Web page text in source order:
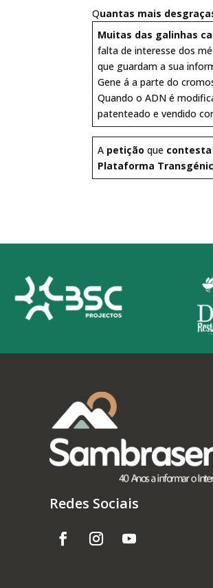
Quantas mais
Muitas das galinhas
falta de interesse dos
que guardam a sua
Gene á a parte do
Quando o ADN é
patenteado e vendido
A petiçãoque contesta
Plataforma
Redes Sociais